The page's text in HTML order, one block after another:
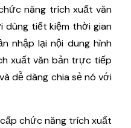
năng trích xuất văn
dùng tiết kiệm thời gian
nhập lại nội dung hình
xuất văn bản trực tiếp
dễ dàng chia sẻ nó với
chức năng trích xuất